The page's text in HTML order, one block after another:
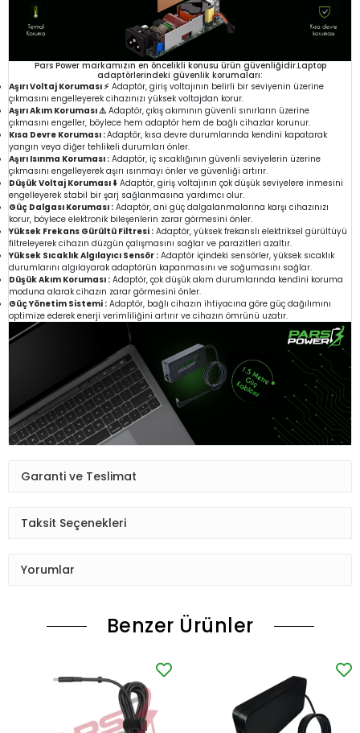
Pars Power markamızın en öncelikli konusu ürün güvenliğidir.Laptop
adaptörlerindeki güvenlik korumaları:
Aşırı Voltaj Koruması ⚡ Adaptör, giriş voltajının belirli bir seviyenin üzerine
çıkmasını engelleyerek cihazınızı yüksek voltajdan korur.
Aşırı Akım Koruması ⚠️Adaptör, çıkış akımının güvenli sınırların üzerine
çıkmasını engeller, böylece hem adaptör hem de bağlı cihazlar korunur.
Kısa Devre Koruması :Adaptör, kısa devre durumlarında kendini kapatarak
yangın veya diğer tehlikeli durumları önler.
Aşırı Isınma Koruması : Adaptör, iç sıcaklığının güvenli seviyelerin üzerine
çıkmasını engelleyerek aşırı ısınmayı önler ve güvenliği artırır.
Düşük Voltaj Koruması ⬇️ Adaptör, giriş voltajının çok düşük seviyelere inmesini
engelleyerek stabil bir şarj sağlanmasına yardımcı olur.
Güç Dalgası Koruması : Adaptör, ani güç dalgalanmalarına karşı cihazınızı
korur, böylece elektronik bileşenlerin zarar görmesini önler.
Yüksek Frekans Gürültü Filtresi : Adaptör, yüksek frekanslı elektriksel gürültüyü
filtreleyerek cihazın düzgün çalışmasını sağlar ve parazitleri azaltır.
Yüksek Sıcaklık Algılayıcı Sensör : Adaptör içindeki sensörler, yüksek sıcaklık
durumlarını algılayarak adaptörün kapanmasını ve soğumasını sağlar.
Düşük Akım Koruması : Adaptör, çok düşük akım durumlarında kendini koruma
moduna alarak cihazın zarar görmesini önler.
Güç Yönetim Sistemi : Adaptör, bağlı cihazın ihtiyacına göre güç dağılımını
optimize ederek enerji verimliliğini artırır ve cihazın ömrünü uzatır.
Garanti ve Teslimat
Taksit Seçenekleri
Yorumlar
Benzer Ürünler